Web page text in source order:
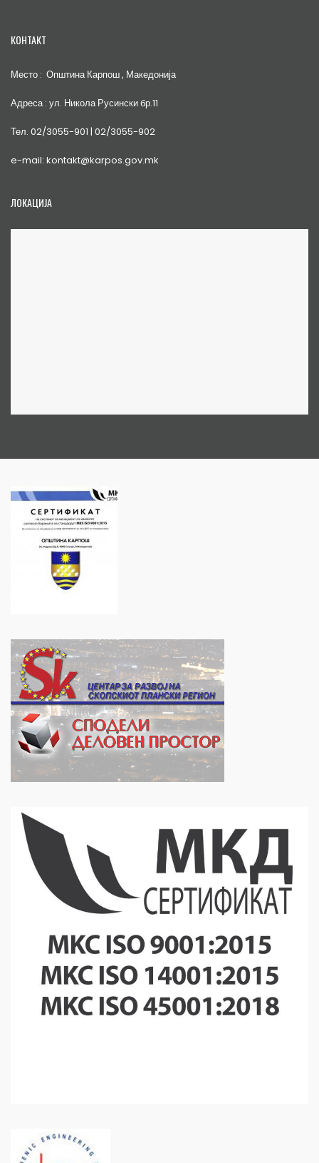
КОНТАКТ
Место : Општина Карпош , Македонија
Адреса : ул. Никола Русински бр.11
Тел. 02/3055-901 | 02/3055-902
e-mail: kontakt@karpos.gov.mk
ЛОКАЦИЈА